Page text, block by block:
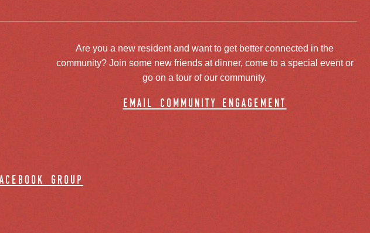
Are you a new resident and want to get better connected in the
community? Join some new friends at dinner, come to a special event or
go on a tour of our community.
email community engagement
group